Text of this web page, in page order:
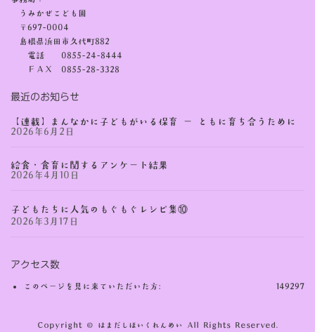
うみかぜこども園
〒697-0004
島根県浜田市久代町882
電話 0855-24-8444
ＦＡＸ 0855-28-3328
最近のお知らせ
【連載】まんなかに子どもがいる保育 ー ともに育ち合うために
2026年6月2日
給食・食育に関するアンケート結果
2026年4月10日
子どもたちに人気のもぐもぐレシピ集⑩
2026年3月17日
アクセス数
149297
このページを見に来ていただいた方:
Copyright © はまだしほいくれんめい All Rights Reserved.